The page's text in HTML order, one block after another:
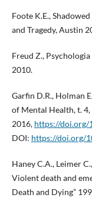
Foote K.E.,
and Tragedy, Austin
Freud Z., Psychologia
2010.
Garfin D.R., Holman
of Mental Health, t.
2016, https://doi.org/
DOI: https://doi.org/
Haney C.A., Leimer
Violent death and
Death and Dying”